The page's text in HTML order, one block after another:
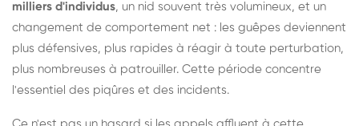
milliers d'individus, un nid souvent très volumineux, et un
changement de comportement net : les guêpes deviennent
plus défensives, plus rapides à réagir à toute perturbation,
plus nombreuses à patrouiller. Cette période concentre
l'essentiel des piqûres et des incidents.